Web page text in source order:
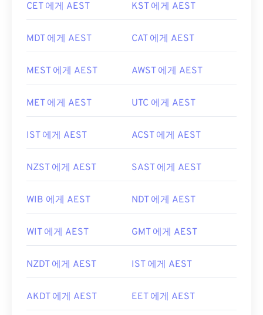
CET 에게 AEST KST 에게 AEST
MDT 에게 AEST CAT 에게 AEST
MEST 에게 AEST AWST 에게 AEST
MET 에게 AEST UTC 에게 AEST
IST 에게 AEST ACST 에게 AEST
NZST 에게 AEST SAST 에게 AEST
WIB 에게 AEST NDT 에게 AEST
WIT 에게 AEST GMT 에게 AEST
NZDT 에게 AEST IST 에게 AEST
AKDT 에게 AEST EET 에게 AEST